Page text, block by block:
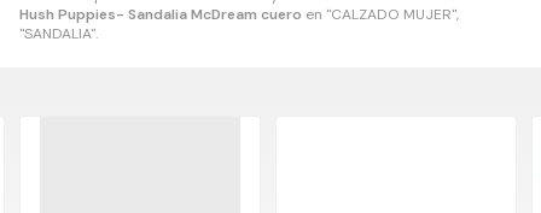
Hush Puppies- Sandalia McDream cuero en "CALZADO MUJER",
"SANDALIA".